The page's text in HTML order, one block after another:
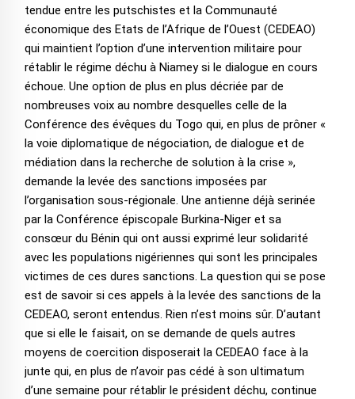
tendue entre les putschistes et la Communauté
économique des Etats de l’Afrique de l’Ouest (CEDEAO)
qui maintient l’option d’une intervention militaire pour
rétablir le régime déchu à Niamey si le dialogue en cours
échoue. Une option de plus en plus décriée par de
nombreuses voix au nombre desquelles celle de la
Conférence des évêques du Togo qui, en plus de prôner «
la voie diplomatique de négociation, de dialogue et de
médiation dans la recherche de solution à la crise »,
demande la levée des sanctions imposées par
l’organisation sous-régionale. Une antienne déjà serinée
par la Conférence épiscopale Burkina-Niger et sa
consœur du Bénin qui ont aussi exprimé leur solidarité
avec les populations nigériennes qui sont les principales
victimes de ces dures sanctions. La question qui se pose
est de savoir si ces appels à la levée des sanctions de la
CEDEAO, seront entendus. Rien n’est moins sûr. D’autant
que si elle le faisait, on se demande de quels autres
moyens de coercition disposerait la CEDEAO face à la
junte qui, en plus de n’avoir pas cédé à son ultimatum
d’une semaine pour rétablir le président déchu, continue